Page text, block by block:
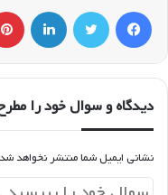
فیسبوک توییتر
دیدگاه و سوال خود را
نشانی ایمیل شما منتشر نخواهد